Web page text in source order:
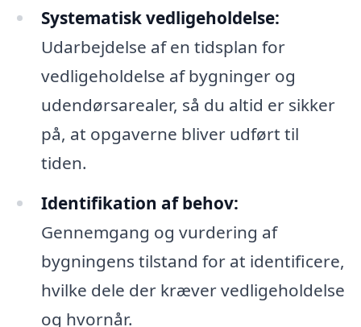
Systematisk vedligeholdelse:
Udarbejdelse af en tidsplan for
vedligeholdelse af bygninger og
udendørsarealer, så du altid er sikker
på, at opgaverne bliver udført til
tiden.
Identifikation af behov:
Gennemgang og vurdering af
bygningens tilstand for at identificere,
hvilke dele der kræver vedligeholdelse
og hvornår.